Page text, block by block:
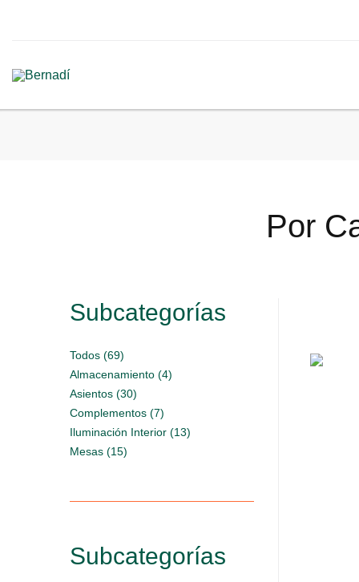
Por
Subcategorías
Todos (69)
Almacenamiento (4)
Asientos (30)
Complementos (7)
Iluminación Interior (13)
Mesas (15)
Subcategorías